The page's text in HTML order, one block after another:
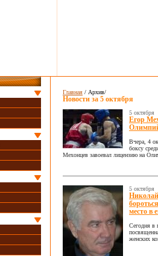
Главная / Архив/
Новости за 5 октября
5 октября
Егор
Вчера, 4
боксу
Мехонцев завоевал лицензию на
5 октября
место в
Сегодня в
женских